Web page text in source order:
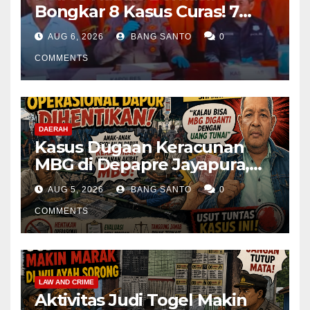
Bongkar 8 Kasus Curas! 7
Pelaku Ditangkap, 62 Motor
Kembali Diamankan
AUG 6, 2026 BANG SANTO 0
COMMENTS
DAERAH
Kasus Dugaan Keracunan
MBG di Depapre Jayapura,
Aktivis Papua Minta
Operasional Dapur
Dihentikan & Evaluasi
Menyeluruh
AUG 5, 2026 BANG SANTO 0
COMMENTS
LAW AND CRIME
Aktivitas Judi Togel Makin